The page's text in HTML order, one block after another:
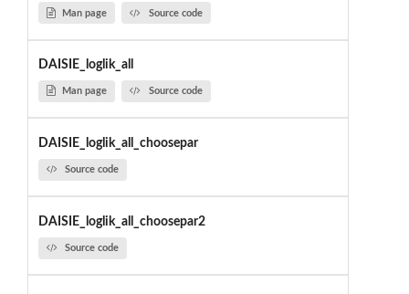
Man page Source code
DAISIE_loglik_all
Man page Source code
DAISIE_loglik_all_choosepar
Source code
DAISIE_loglik_all_choosepar2
Source code